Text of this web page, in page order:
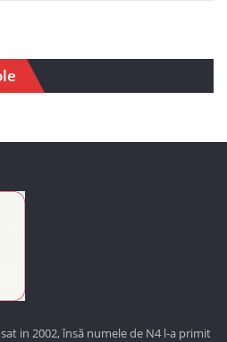
in 2002, însă numele de N4 l-a primit